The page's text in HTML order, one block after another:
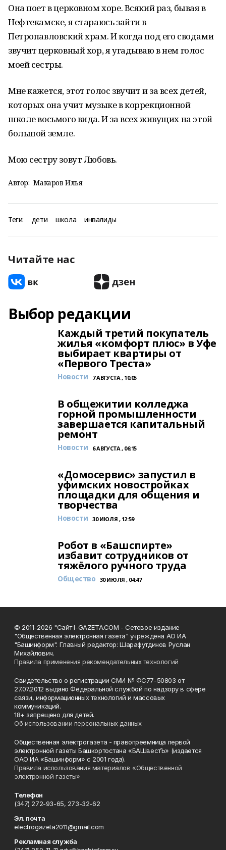
Она поет в церковном хоре. Всякий раз, бывая в
Нефтекамске, я стараюсь зайти в
Петропавловский храм. И когда под его сводами
звучит церковный хор, я угадываю в нем голос
моей сестры.
Мне кажется, этот голос звучит и за всех детей,
которых она учит музыке в коррекционной
школе восьмого вида. И за всех живущих на этой
большой земле.
Мою сестру зовут Любовь.
Автор: Макаров Илья
Теги: дети школа инвалиды
Читайте нас
Выбор редакции
Каждый третий покупатель
жилья «комфорт плюс» в Уфе
выбирает квартиры от
«Первого Треста»
Новости 7 АВГУСТА , 10:05
В общежитии колледжа
горной промышленности
завершается капитальный
ремонт
Новости 6 АВГУСТА , 06:15
«Домосервис» запустил в
уфимских новостройках
площадки для общения и
творчества
Новости 30 ИЮЛЯ , 12:59
Робот в «Башспирте»
избавит сотрудников от
тяжёлого ручного труда
Общество 30 ИЮЛЯ , 04:47
© 2011-2026 "Сайт I-GAZETA.COM - Сетевое издание
"Общественная электронная газета" учреждена АО ИА
"Башинформ". Главный редактор: Шарафутдинов Руслан
Михайлович.
Правила применения рекомендательных технологий
Свидетельство о регистрации СМИ № ФС77-50803 от
27.07.2012 выдано Федеральной службой по надзору в сфере
связи, информационных технологий и массовых
коммуникаций.
18+ запрещено для детей.
Об использовании персональных данных
Общественная электрогазета - правопреемница первой
электронной газеты Башкортостана «БАШвестЪ» (издается
ОАО ИА «Башинформ» с 2001 года).
Правила использования материалов «Общественной
электронной газеты»
Телефон
(347) 272-93-65, 273-32-62
Эл. почта
electrogazeta2011@gmail.com
Рекламная служба